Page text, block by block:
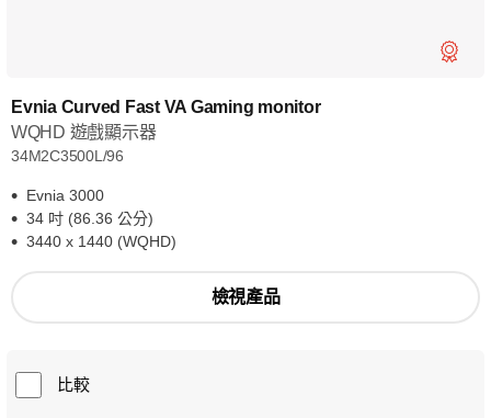
Evnia Curved Fast VA Gaming monitor
WQHD 遊戲顯示器
34M2C3500L/96
Evnia 3000
34 吋 (86.36 公分)
3440 x 1440 (WQHD)
檢視產品
比較